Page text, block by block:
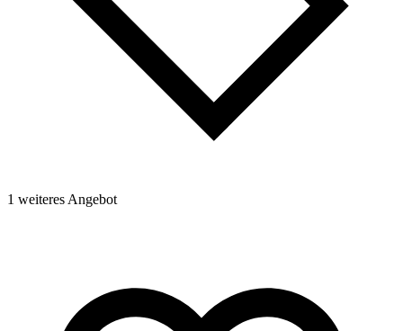
1 weiteres Angebot